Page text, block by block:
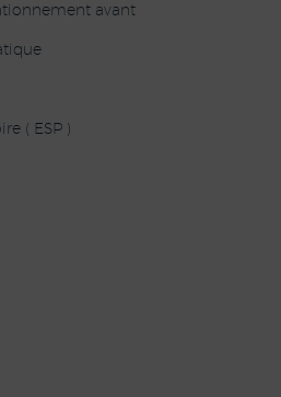
avant
( ESP )